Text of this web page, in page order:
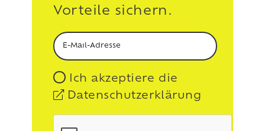
Vorteile sichern.
Ich akzeptiere die
Datenschutzerklärung